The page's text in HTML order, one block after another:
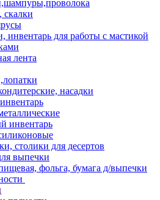
скалки
инвентарь для работы с мастикой
лента
насадки
инвентарь
столики для десертов
выпечки
фольга, бумага д/выпечки